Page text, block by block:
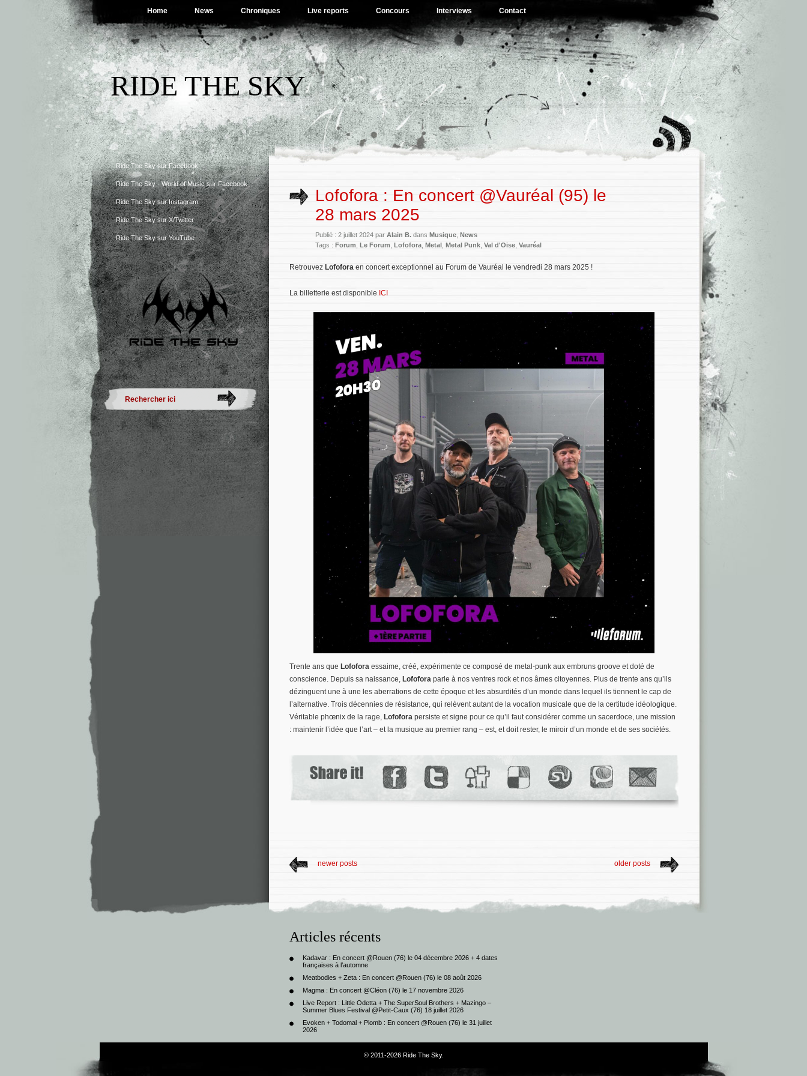
Home News Chroniques Live reports Concours Interviews Contact
RIDE THE SKY
Ride The Sky sur Facebook
Ride The Sky - World of Music sur Facebook
Ride The Sky sur Instagram
Ride The Sky sur X/Twitter
Ride The Sky sur YouTube
Lofofora : En concert @Vauréal (95) le
28 mars 2025
Publié : 2 juillet 2024 par Alain B. dans Musique News
Tags : Forum Le Forum Lofofora Metal Metal Punk Val d'Oise Vauréal
Retrouvez Lofofora en concert exceptionnel au Forum de Vauréal le vendredi 28 mars 2025 !
La billetterie est disponible ICI
Trente ans que Lofofora essaime, créé, expérimente ce composé de metal-punk aux embruns groove et doté de
conscience. Depuis sa naissance, Lofofora parle à nos ventres rock et nos âmes citoyennes. Plus de trente ans qu’ils
dézinguent une à une les aberrations de cette époque et les absurdités d’un monde dans lequel ils tiennent le cap de
l’alternative. Trois décennies de résistance, qui relèvent autant de la vocation musicale que de la certitude idéologique.
Véritable phœnix de la rage, Lofofora persiste et signe pour ce qu’il faut considérer comme un sacerdoce, une mission
: maintenir l’idée que l’art – et la musique au premier rang – est, et doit rester, le miroir d’un monde et de ses sociétés.
newer posts older posts
Articles récents
Kadavar : En concert @Rouen (76) le 04 décembre 2026 + 4 dates
françaises à l’automne
Meatbodies + Zeta : En concert @Rouen (76) le 08 août 2026
Magma : En concert @Cléon (76) le 17 novembre 2026
Live Report : Little Odetta + The SuperSoul Brothers + Mazingo –
Summer Blues Festival @Petit-Caux (76) 18 juillet 2026
Evoken + Todomal + Plomb : En concert @Rouen (76) le 31 juillet
2026
© 2011-2026 Ride The Sky.